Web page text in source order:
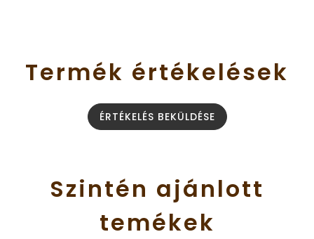
Termék értékelések
ÉRTÉKELÉS BEKÜLDÉSE
Szintén ajánlott
temékek